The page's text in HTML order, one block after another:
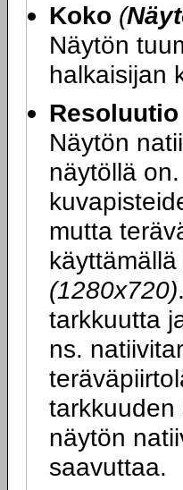
Koko (
Näytön
halkaisijan
Resoluutio
Näytön
näytöllä
mutta
(1280x720)
tarkkuutta
ns.
tarkkuuden
näytön
saavuttaa.